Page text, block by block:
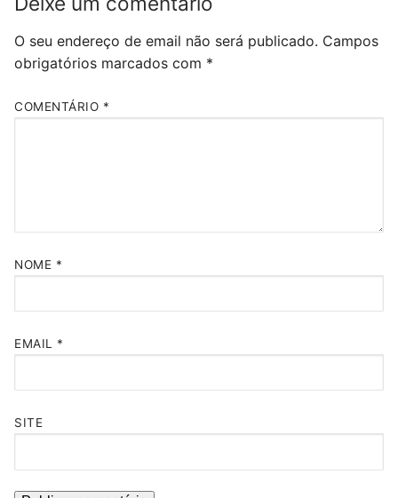
O seu endereço de email não será publicado. Campos
obrigatórios marcados com *
COMENTÁRIO *
NOME *
EMAIL *
SITE